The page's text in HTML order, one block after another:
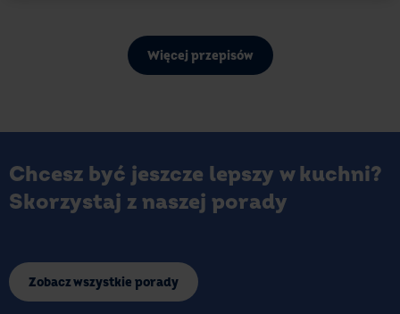
Więcej przepisów
Chcesz być jeszcze lepszy w kuchni?
Skorzystaj z naszej porady
Zobacz wszystkie porady